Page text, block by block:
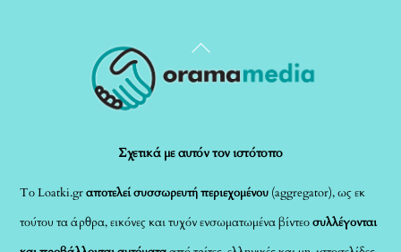
Back
To
Σχετικά με αυτόν τον ιστότοπο
Το Loatki.grαποτελεί συσσωρευτή περιεχομένου (aggregator), ως εκ
τούτου τα άρθρα, εικόνες και τυχόν ενσωματωμένα βίντεοσυλλέγονται